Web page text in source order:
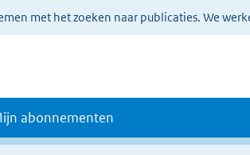
met het zoeken naar publicaties. We
abonnementen